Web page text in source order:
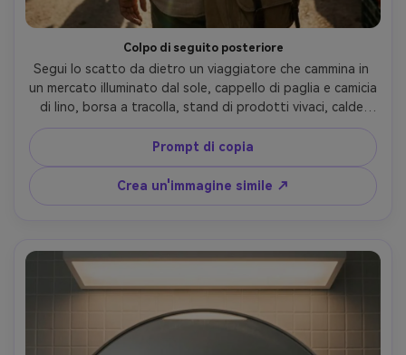
Colpo di seguito posteriore
Segui lo scatto da dietro un viaggiatore che cammina in
un mercato illuminato dal sole, cappello di paglia e camicia
di lino, borsa a tracolla, stand di prodotti vivaci, calde
flares del sole, leggera sfocatura del movimento per il
realismo, scattato all'altezza del petto, Sony A7IV,
obiettivo 35 mm, f/2.8, umore di viaggio cinematografico,
dettagli e colori fotorealistici- -ar 4:5
Prompt di copia
Crea un'immagine simile ↗